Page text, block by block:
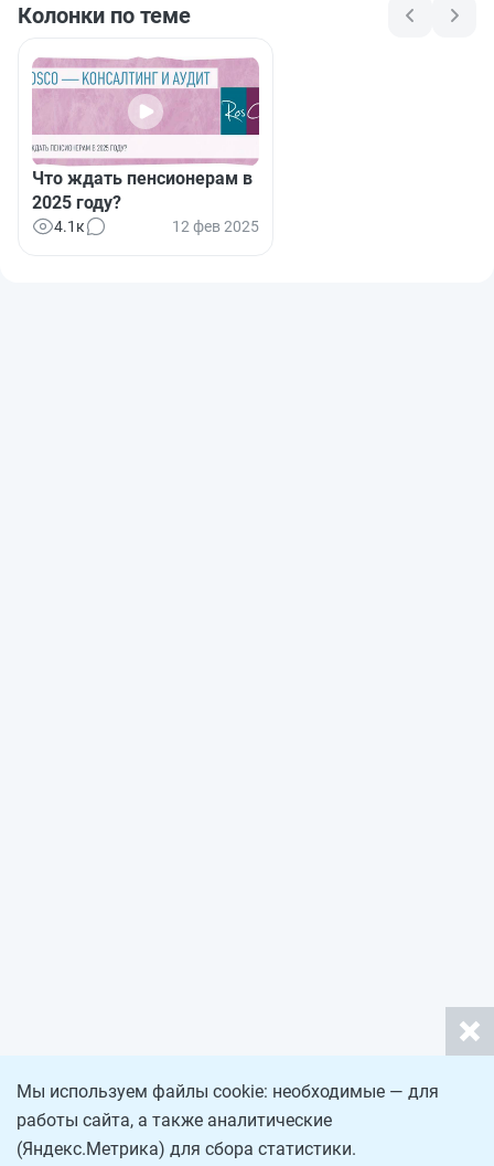
Колонки по теме
Что ждать пенсионерам в
2025 году?
4.1к 12 фев 2025
Мы используем файлы cookie: необходимые — для
работы сайта, а также аналитические
(Яндекс.Метрика) для сбора статистики.